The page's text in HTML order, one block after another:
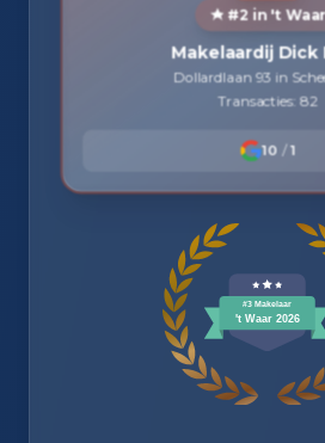
#2 in 't Waar
Makelaardij Dick
Dollardlaan 93 in
Transacties: 82
10 / 1